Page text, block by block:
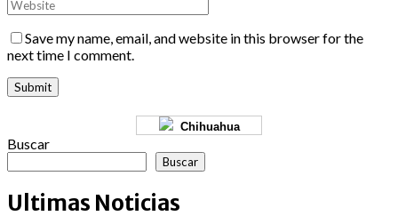
Save my name, email, and website in this browser for the
next time I comment.
Chihuahua
Buscar
Buscar
Ultimas Noticias